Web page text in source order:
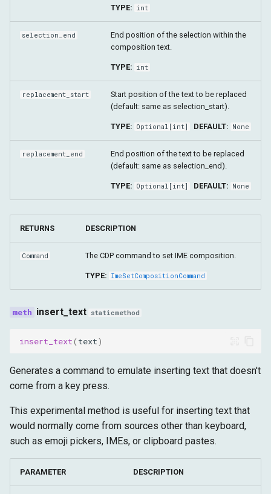
TYPE: int
selection_end
End position of the selection within the
composition text.
TYPE: int
replacement_start
Start position of the text to be replaced
(default: same as selection_start).
TYPE: Optional [int] DEFAULT: None
replacement_end
End position of the text to be replaced
(default: same as selection_end).
TYPE: Optional [int] DEFAULT: None
RETURNS DESCRIPTION
Command The CDP command to set IME composition.
TYPE: ImeSetCompositionCommand
insert_text staticmethod
insert_text( text)
Generates a command to emulate inserting text that doesn't
come from a key press.
This experimental method is useful for inserting text that
would normally come from sources other than keyboard,
such as emoji pickers, IMEs, or clipboard pastes.
PARAMETER DESCRIPTION